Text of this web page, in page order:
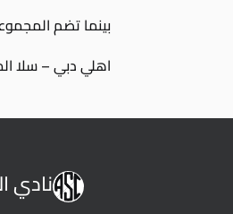
بينما تضم
اهلي دبي – سلا
نادي